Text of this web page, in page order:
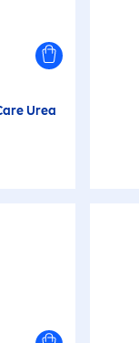
Urea